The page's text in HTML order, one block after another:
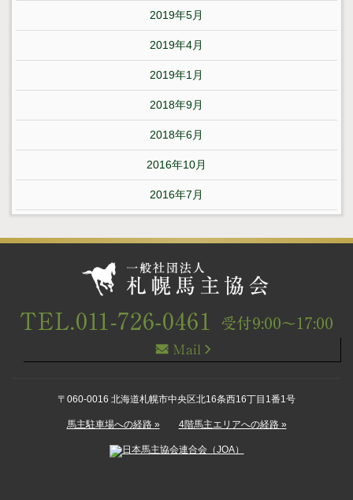
2019年5月
2019年4月
2019年1月
2018年9月
2018年6月
2016年10月
2016年7月
〒060-0016 北海道札幌市中央区北16条西16丁目1番1号
馬主駐車場への経路 » 4階馬主エリアへの経路 »